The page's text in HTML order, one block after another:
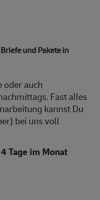
und Pakete in
oder auch
Fast alles
kannst Du
bei uns voll
4 Tage im Monat